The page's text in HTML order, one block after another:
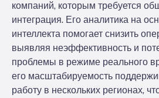
компаний, которым требуется
интеграция. Его аналитика на
интеллекта помогает снизить
выявляя неэффективность и
проблемы в режиме реального
его масштабируемость
работу в нескольких регионах,